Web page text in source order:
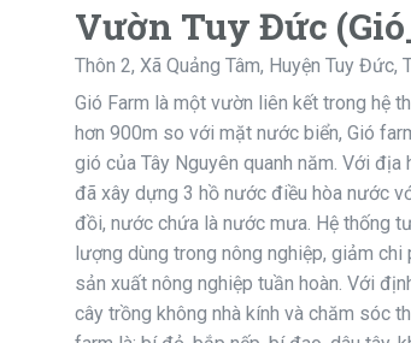
Vườn Tuy Đức
Thôn 2, Xã Quảng Tâm, Huyện Tuy Đức,
Gió Farm là một vườn liên kết trong hệ
hơn 900m so với mặt nước biển, Gió
gió của Tây Nguyên quanh năm. Với
đã xây dựng 3 hồ nước điều hòa nước
đồi, nước chứa là nước mưa. Hệ thống
lượng dùng trong nông nghiệp, giảm
sản xuất nông nghiệp tuần hoàn. Với
cây trồng không nhà kính và chăm sóc